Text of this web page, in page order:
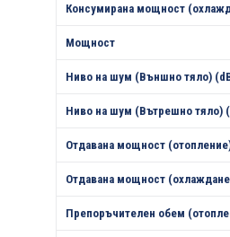
Консумирана мощност
Мощност
Ниво на шум (Външно тяло)
Ниво на шум (Вътрешно тяло)
Отдавана мощност
Отдавана мощност
Препоръчителен обем